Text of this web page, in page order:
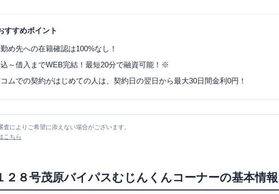
すすめポイント
め先への在籍確認は100%なし！
～借入までWEB完結！最短20分で融資可能！※
ムでの契約がはじめての人は、契約日の翌日から最大30日間金利0円！
査によりご希望に添えない場合がございます。
こちら
２８号茂原バイパスむじんくんコーナーの基本情報